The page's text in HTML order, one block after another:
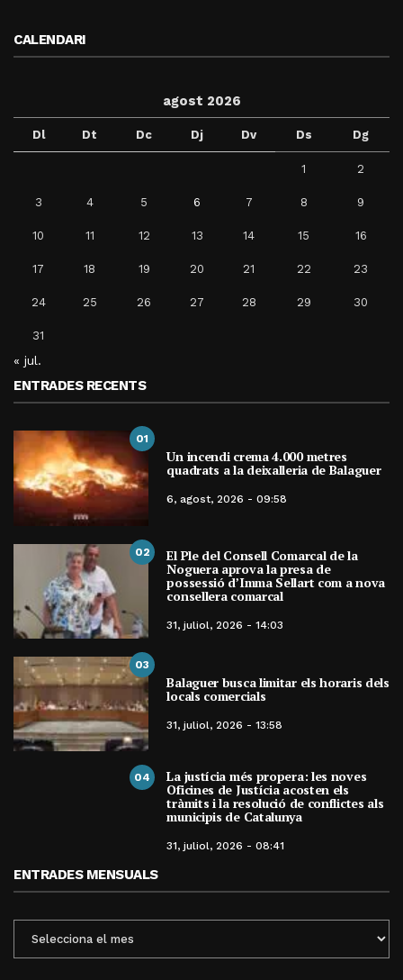
CALENDARI
agost 2026
Dl Dt Dc Dj Dv Ds Dg
1 2
3 4 5 6 7 8 9
10 11 12 13 14 15 16
17 18 19 20 21 22 23
24 25 26 27 28 29 30
31
« jul.
ENTRADES RECENTS
01
Un incendi crema 4.000 metres
quadrats a la deixalleria de Balaguer
6, agost, 2026 - 09:58
02 El Ple del Consell Comarcal de la
Noguera aprova la presa de
possessió d’Imma Sellart com a nova
consellera comarcal
31, juliol, 2026 - 14:03
03
Balaguer busca limitar els horaris dels
locals comercials
31, juliol, 2026 - 13:58
04 La justícia més propera: les noves
Oficines de Justícia acosten els
tràmits i la resolució de conflictes als
municipis de Catalunya
31, juliol, 2026 - 08:41
ENTRADES MENSUALS
MENSUALS